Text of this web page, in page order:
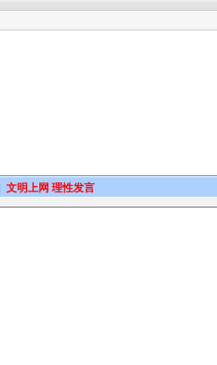
文明上网 理性发言